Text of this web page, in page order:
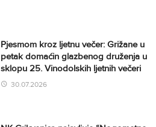
Pjesmom kroz ljetnu večer: Grižane u
petak domaćin glazbenog druženja u
sklopu 25. Vinodolskih ljetnih večeri
30.07.2026